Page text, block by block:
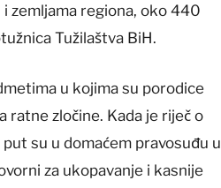
zemljama regiona, oko 440
Tužilaštva BiH.
u kojima su porodice
ratne zločine. Kada je riječ o
su u domaćem pravosuđu u
za ukopavanje i kasnije